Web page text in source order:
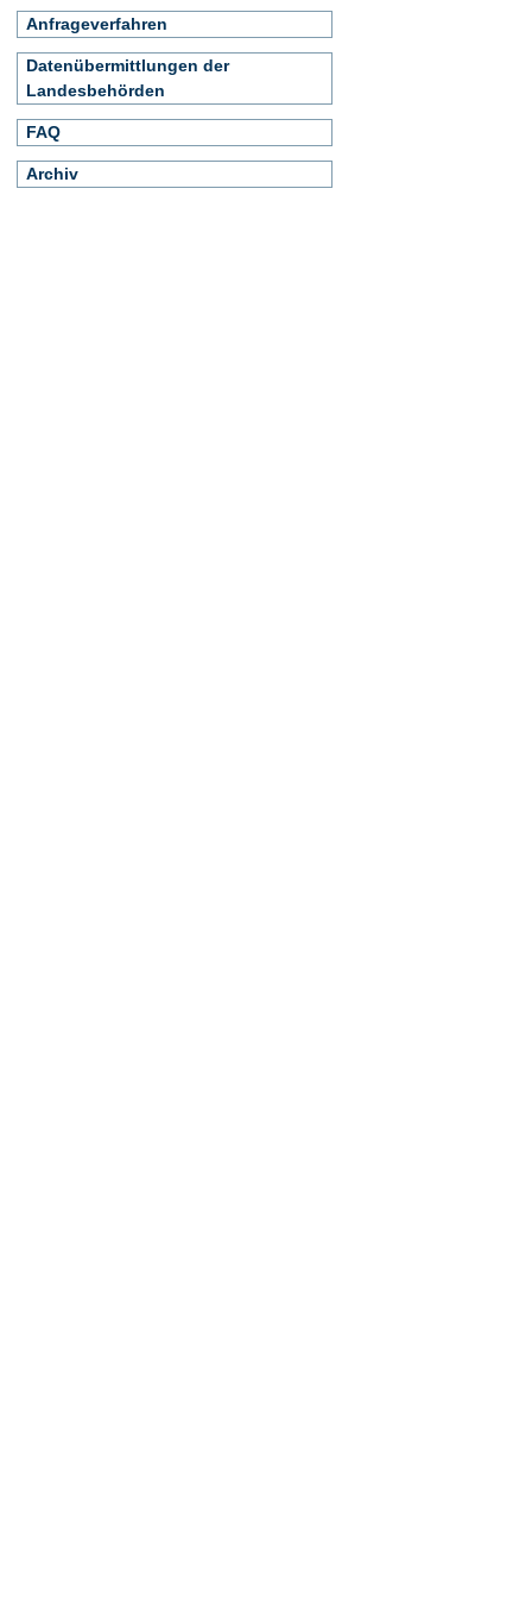
Anfrageverfahren
Datenübermittlungen der
Landesbehörden
FAQ
Archiv